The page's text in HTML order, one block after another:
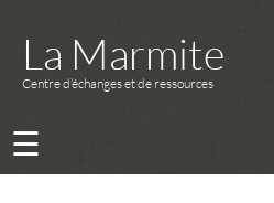
La Marmite
Centre d’échanges et de ressources
☰